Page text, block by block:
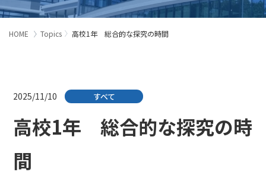
HOME Topics 高校1年 総合的な探究の時間
2025/11/10 すべて
高校1年 総合的な探究の時
間